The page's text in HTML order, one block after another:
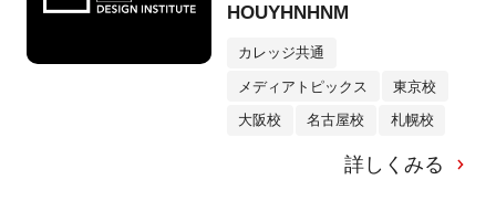
HOUYHNHNM
カレッジ共通
メディアトピックス 東京校
大阪校 名古屋校 札幌校
詳しくみる